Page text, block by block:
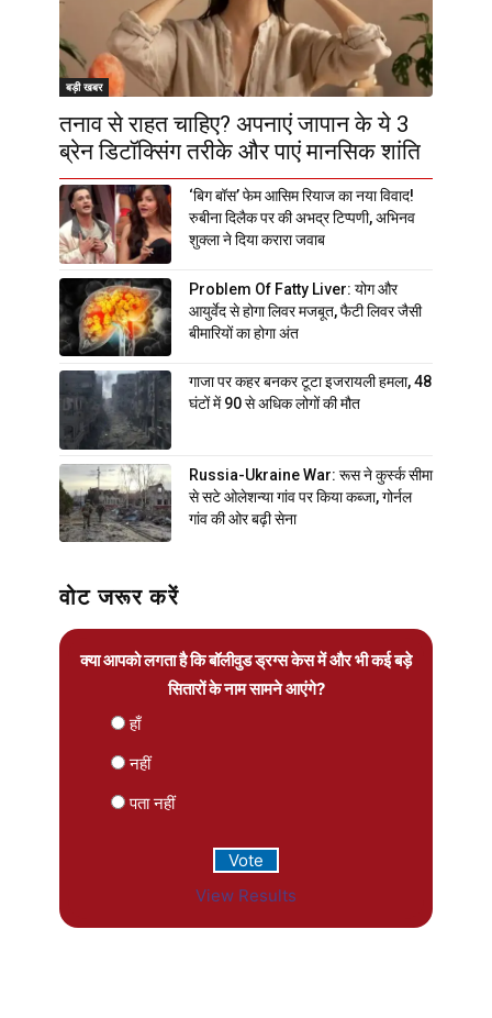
बड़ी खबर
तनाव से राहत चाहिए? अपनाएं जापान के ये 3
ब्रेन डिटॉक्सिंग तरीके और पाएं मानसिक शांति
‘बिग बॉस’ फेम आसिम रियाज का नया विवाद!
रुबीना दिलैक पर की अभद्र टिप्पणी, अभिनव
शुक्ला ने दिया करारा जवाब
Problem Of Fatty Liver: योग और
आयुर्वेद से होगा लिवर मजबूत, फैटी लिवर जैसी
बीमारियों का होगा अंत
गाजा पर कहर बनकर टूटा इजरायली हमला, 48
घंटों में 90 से अधिक लोगों की मौत
Russia-Ukraine War: रूस ने कुर्स्क सीमा
से सटे ओलेशन्या गांव पर किया कब्जा, गोर्नल
गांव की ओर बढ़ी सेना
वोट जरूर करें
क्या आपको लगता है कि बॉलीवुड ड्रग्स केस में और भी कई बड़े
सितारों के नाम सामने आएंगे?
हाँ
नहीं
पता नहीं
View Results